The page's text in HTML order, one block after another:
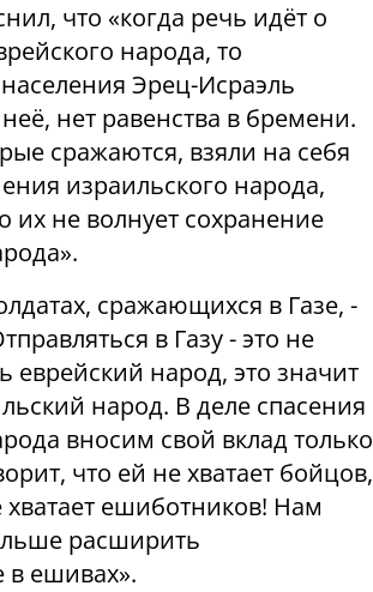
что «когда речь идёт о
народа, то
Эрец-Исраэль
нет равенства в бремени.
сражаются, взяли на себя
израильского народа,
их не волнует сохранение
сражающихся в Газе, -
в Газу - это не
еврейский народ, это значит
народ. В деле спасения
вносим свой вклад только
что ей не хватает бойцов,
ешиботников! Нам
расширить
в ешивах».